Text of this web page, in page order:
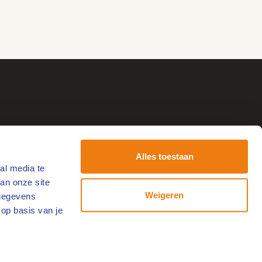
media te
onze site
basis van je
Alles toestaan
Weigeren
de leukste uitjes!